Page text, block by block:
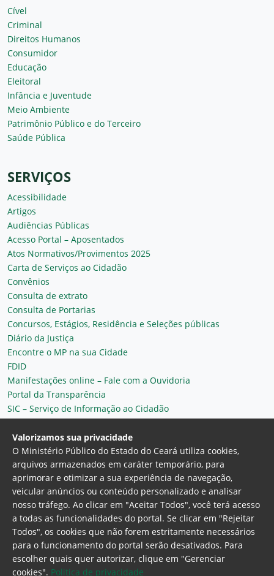
Cível
Criminal
Direitos Humanos
Consumidor
Educação
Eleitoral
Infância e Juventude
Meio Ambiente
Patrimônio Público e do Terceiro
Saúde Pública
SERVIÇOS
Acessibilidade
Artigos
Audiências Públicas
Acesso Portal – Aposentados
Atos Normativos/Provimentos 2025
Carta de Serviços ao Cidadão
Convênios
Consulta de extrato
Consulta de Portarias
Concursos, Estágios, Residência e Seleções públicas
Diário da Justiça
Encontre o MP na sua Cidade
FDID
Manifestações online – Fale com a Ouvidoria
Portal da Transparência
SIC – Serviço de Informação ao Cidadão
Plantão MP do Ceará
Secretaria Geral
Ministério Público do Estado do Ceará
Procuradoria Geral de Justiça Av. Gen. Afonso
Valorizamos sua privacidade
O Ministério Público do Estado do Ceará utiliza cookies,
arquivos armazenados em caráter temporário, para
aprimorar e otimizar a sua experiência de navegação,
veicular anúncios ou conteúdo personalizado e analisar
nosso tráfego. Ao clicar em "Aceitar Todos", você terá acesso
a todas as funcionalidades do portal. Se clicar em "Rejeitar
Todos", os cookies que não forem estritamente necessários
para o funcionamento do portal serão desativados. Para
escolher quais quer autorizar, clique em "Gerenciar
cookies". Politica de privacidade